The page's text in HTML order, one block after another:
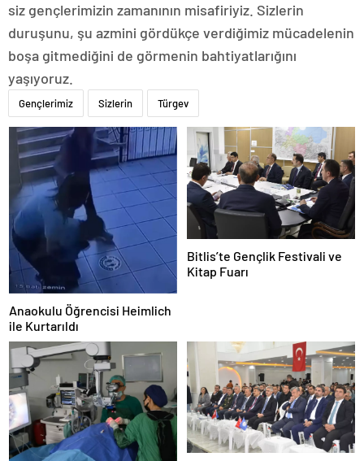
siz gençlerimizin zamanının misafiriyiz. Sizlerin
duruşunu, şu azmini gördükçe verdiğimiz mücadelenin
boşa gitmediğini de görmenin bahtiyatlarığını
yaşıyoruz.
Gençlerimiz Sizlerin Türgev
Anaokulu Öğrencisi Heimlich
ile Kurtarıldı
Bitlis’te Gençlik Festivali ve
Kitap Fuarı